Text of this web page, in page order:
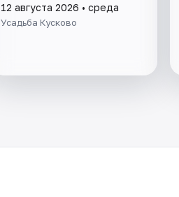
12 августа 2026 • среда
Усадьба Кусково